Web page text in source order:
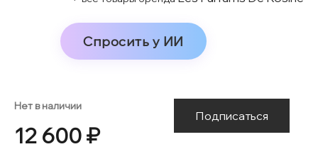
Спросить у ИИ
Нет в наличии
12 600 ₽
Подписаться